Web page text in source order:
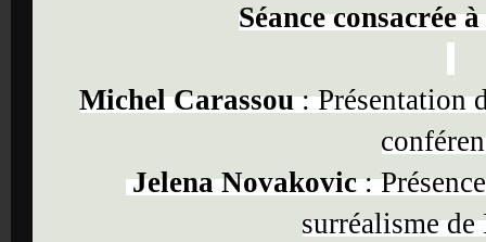
Séance consacrée
Michel Carassou: Présentation
Jelena Novakovic:
surréalisme de